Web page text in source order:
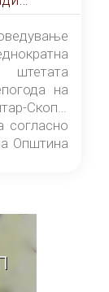
на
Скопје
согласно
Општина